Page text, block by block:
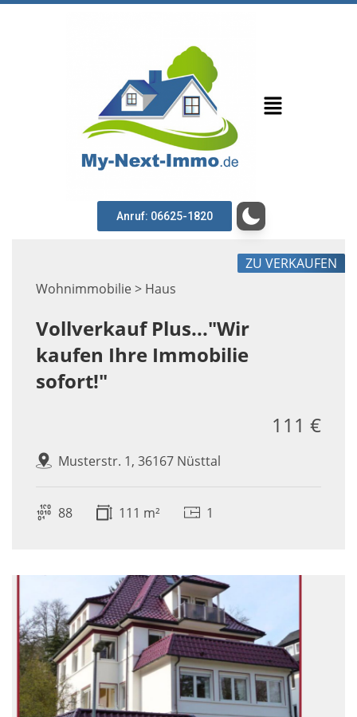
Anruf: 06625-1820
Wohnimmobilie > Haus
ZU VERKAUFEN
Vollverkauf Plus..."Wir
kaufen Ihre Immobilie
sofort!"
Musterstr. 1, 36167 Nüsttal
111 €
88 111 m² 1